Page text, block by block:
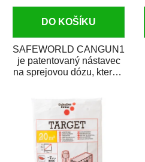
DO KOŠÍKU
SAFEWORLD CANGUN1
je patentovaný nástavec
na sprejovou dózu, který ji